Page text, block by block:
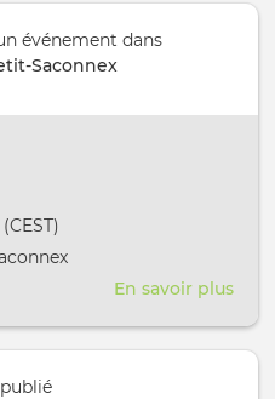
événement dans
Saconnex
/ à
En savoir plus